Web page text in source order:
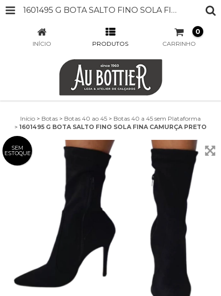
1601495 G BOTA SALTO FINO SOLA FINA CAMURÇA PRETO
INÍCIO PRODUTOS CARRINHO
0
Início > Botas > Botas 40 ao 45 > Botas 40 a 45 sem Plataforma
> 1601495 G BOTA SALTO FINO SOLA FINA CAMURÇA PRETO
SEM
ESTOQUE